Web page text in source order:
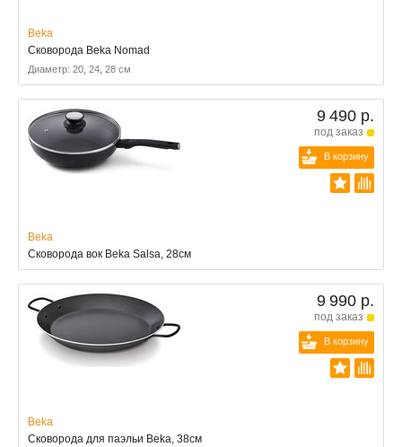
Beka
Сковорода Beka Nomad
Диаметр: 20, 24, 28 см
9 490 р.
под заказ
В корзину
Beka
Сковорода вок Beka Salsa, 28см
9 990 р.
под заказ
В корзину
Beka
Сковорода для паэльи Beka, 38см